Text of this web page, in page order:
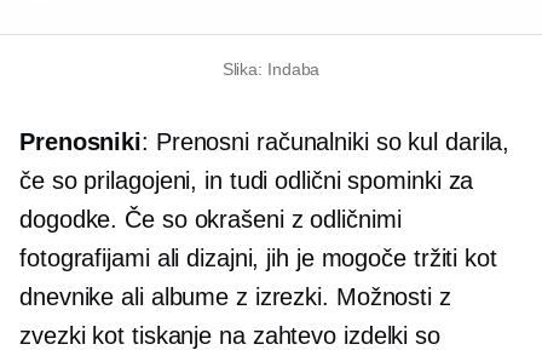
Slika: Indaba
Prenosniki: Prenosni računalniki so kul darila,
če so prilagojeni, in tudi odlični spominki za
dogodke. Če so okrašeni z odličnimi
fotografijami ali dizajni, jih je mogoče tržiti kot
dnevnike ali albume z izrezki. Možnosti z
zvezki kot tiskanje na zahtevo izdelki so